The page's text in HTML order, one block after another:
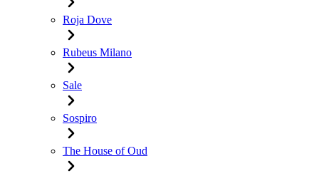
Roja Dove
Rubeus Milano
Sale
Sospiro
The House of Oud